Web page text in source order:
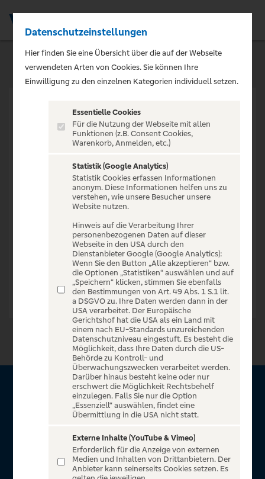
VERANSTALTUNG NICHT
GEFUNDEN
Zur Startseite
Über VR Entertain
für alle Kunden der Volksbanken Raiffeisenbanken. Auf
unserem einzigartigen Portal finden Sie Tickets für
atemberaubende Konzerte, Musicals und Shows, die
Datenschutzeinstellungen
Hier finden Sie eine Übersicht über die auf der Webseite
verwendeten Arten von Cookies. Sie können Ihre
Einwilligung zu den einzelnen Kategorien individuell setzen.
Essentielle Cookies
Für die Nutzung der Webseite mit allen
Funktionen (z.B. Consent Cookies,
Warenkorb, Anmelden, etc.)
Statistik (Google Analytics)
Statistik Cookies erfassen Informationen
anonym. Diese Informationen helfen uns zu
verstehen, wie unsere Besucher unsere
Website nutzen.
Hinweis auf die Verarbeitung Ihrer
personenbezogenen Daten auf dieser
Webseite in den USA durch den
Dienstanbieter Google (Google Analytics):
Wenn Sie den Button „Alle akzeptieren“ bzw.
die Optionen „Statistiken“ auswählen und auf
„Speichern“ klicken, stimmen Sie ebenfalls
den Bestimmungen von Art. 49 Abs. 1 S.1 lit.
a DSGVO zu. Ihre Daten werden dann in der
USA verarbeitet. Der Europäische
Gerichtshof hat die USA als ein Land mit
einem nach EU-Standards unzureichenden
Datenschutzniveau eingestuft. Es besteht die
Möglichkeit, dass Ihre Daten durch die US-
Behörde zu Kontroll- und
Überwachungszwecken verarbeitet werden.
Darüber hinaus besteht keine oder nur
erschwert die Möglichkeit Rechtsbehelf
einzulegen. Falls Sie nur die Option
„Essenziell“ auswählen, findet eine
Übermittlung in die USA nicht statt.
Externe Inhalte (YouTube & Vimeo)
Erforderlich für die Anzeige von externen
Medien und Inhalten von Drittanbietern. Der
Anbieter kann seinerseits Cookies setzen. Es